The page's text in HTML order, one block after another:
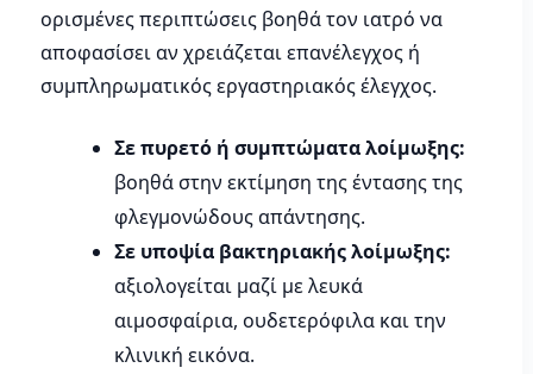
ορισμένες περιπτώσεις βοηθά τον ιατρό να
αποφασίσει αν χρειάζεται επανέλεγχος ή
συμπληρωματικός εργαστηριακός έλεγχος.
Σε πυρετό ή συμπτώματα λοίμωξης:
βοηθά στην εκτίμηση της έντασης της
φλεγμονώδους απάντησης.
Σε υποψία βακτηριακής λοίμωξης:
αξιολογείται μαζί με λευκά
αιμοσφαίρια, ουδετερόφιλα και την
κλινική εικόνα.